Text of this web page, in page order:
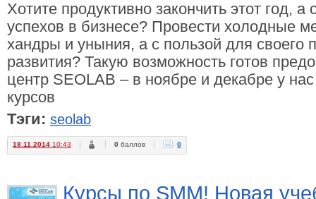
Хотите продуктивно закончить этот год,
успехов в бизнесе? Провести холодные
хандры и уныния, а с пользой для своего
развития? Такую возможность готов
центр SEOLAB – в ноябре и декабре у
курсов
Тэги: seolab
18.11.2014 10:43 0 баллов 0
Курсы по SMM! Новая